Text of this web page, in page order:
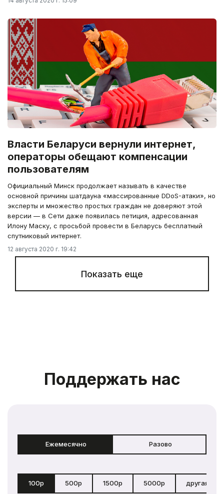
Власти Беларуси вернули интернет,
операторы обещают компенсации
пользователям
Официальный Минск продолжает называть в качестве
основной причины шатдауна «массированные DDoS-атаки», но
эксперты и множество простых граждан не доверяют этой
версии — в Сети даже появилась петиция, адресованная
Илону Маску, с просьбой провести в Беларусь бесплатный
спутниковый интернет.
12 августа 2020 г. 19:42
Показать еще
Поддержать нас
Ежемесячно Разово
100р 500р 1500р 5000р другая